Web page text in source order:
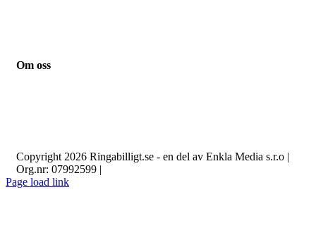
Om oss
Copyright 2026 Ringabilligt.se - en del av Enkla Media s.r.o |
Org.nr: 07992599 |
Page load link